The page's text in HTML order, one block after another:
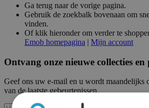
Ga terug naar de vorige pagina.
Gebruik de zoekbalk bovenaan om
vinden.
Of klik hieronder om verder te
Emob homepagina | Mijn account
Ontvang onze nieuwe collecties en
Geef ons uw e-mail en u wordt maandelijks
van de laatste gebeurtenissen.